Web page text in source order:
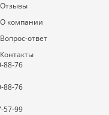
Отзывы
О компании
Вопрос-ответ
Контакты
88-76
88-76
57-99